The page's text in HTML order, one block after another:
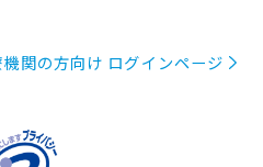
機関の方向け ログインページ